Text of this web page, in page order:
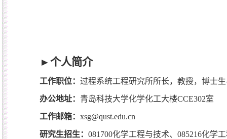
►个人简介
工作职位： 过程系统工程研究所所长，教授，博士
办公地址： 青岛科技大学化学化工大楼CCE302室
工作邮箱： xsg@qust.edu.cn
研究生招生： 081700化学工程与技术、 085216化学